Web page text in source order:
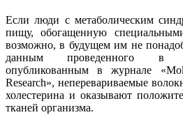
Если люди с метаболическим
пищу, обогащенную
возможно, в будущем им не
данным проведенного в
опубликованным в журнале
Research», неперевариваемые
холестерина и оказывают
тканей организма.